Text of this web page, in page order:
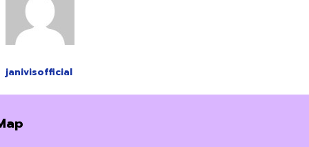
janivisofficial